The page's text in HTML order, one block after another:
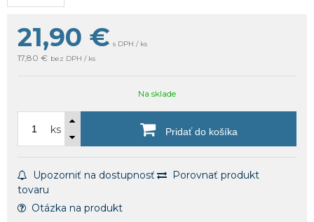
21,90 € s DPH / ks
17,80 € bez DPH / ks
Na sklade
ks Pridať do košíka
Upozorniť na dostupnosť
tovaru
Porovnať produkt
Otázka na produkt